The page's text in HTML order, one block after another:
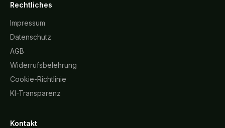
Rechtliches
Impressum
Datenschutz
AGB
Widerrufsbelehrung
Cookie-Richtlinie
KI-Transparenz
Kontakt